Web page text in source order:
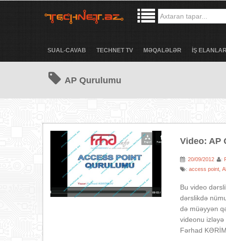
SUAL-CAVAB TECHNET TV MƏQALƏLƏR İŞ ELANLARI
AP Qurulumu
Video: AP
:20/09/2012 :
:access point ,
Bu video
dərslikdə
də müəyyən
videonu izləyə
Fərhad